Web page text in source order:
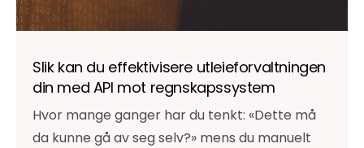
Slik kan du effektivisere utleieforvaltningen
din med API mot regnskapssystem
Hvor mange ganger har du tenkt: «Dette må
da kunne gå av seg selv?» mens du manuelt